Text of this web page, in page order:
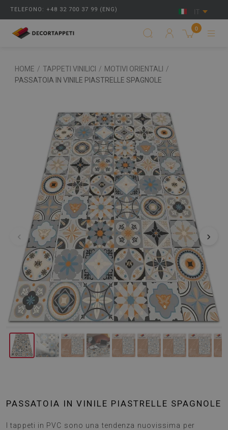
TELEFONO: +48 32 700 37 99 (ENG)
0
HOME / TAPPETI VINILICI / MOTIVI ORIENTALI
/
PASSATOIA IN VINILE PIASTRELLE SPAGNOLE
‹ ›
PASSATOIA IN VINILE PIASTRELLE SPAGNOLE
I tappeti in PVC sono una tendenza nuovissima per